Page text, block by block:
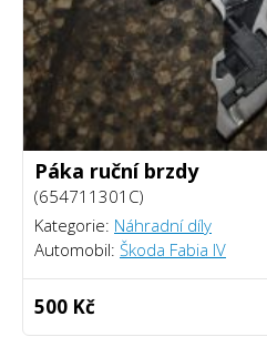
Páka ruční brzdy
(654711301C)
Kategorie: Náhradní díly
Automobil: Škoda Fabia IV
500 Kč